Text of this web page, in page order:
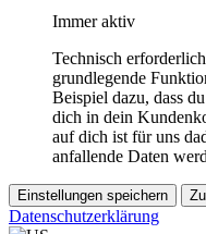
Immer aktiv
Technisch
grundlegende
Beispiel dazu, dass
dich in dein
auf dich ist für uns
anfallende Daten
Einstellungen speichern
Datenschutzerklärung